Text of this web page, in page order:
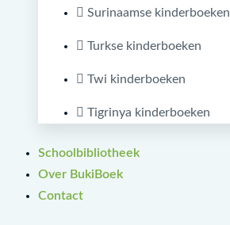
Surinaamse kinderboeken
Turkse kinderboeken
Twi kinderboeken
Tigrinya kinderboeken
Schoolbibliotheek
Over BukiBoek
Contact